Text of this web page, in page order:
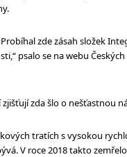
zde zásah složek
psalo se na webu
zda šlo o nešťastnou
tratích s vysokou
V roce 2018 takto